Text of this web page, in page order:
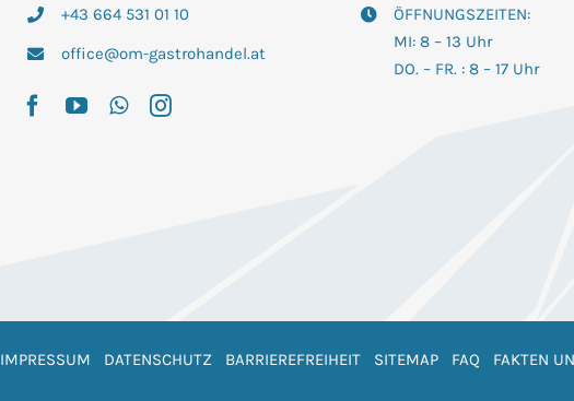
+43 664 531 01 10
office@om-gastrohandel.at
ÖFFNUNGSZEITEN:
MI: 8 – 13 Uhr
DO. – FR. : 8 – 17 Uhr
IMPRESSUM DATENSCHUTZ BARRIEREFREIHEIT SITEMAP FAQ FAKTEN